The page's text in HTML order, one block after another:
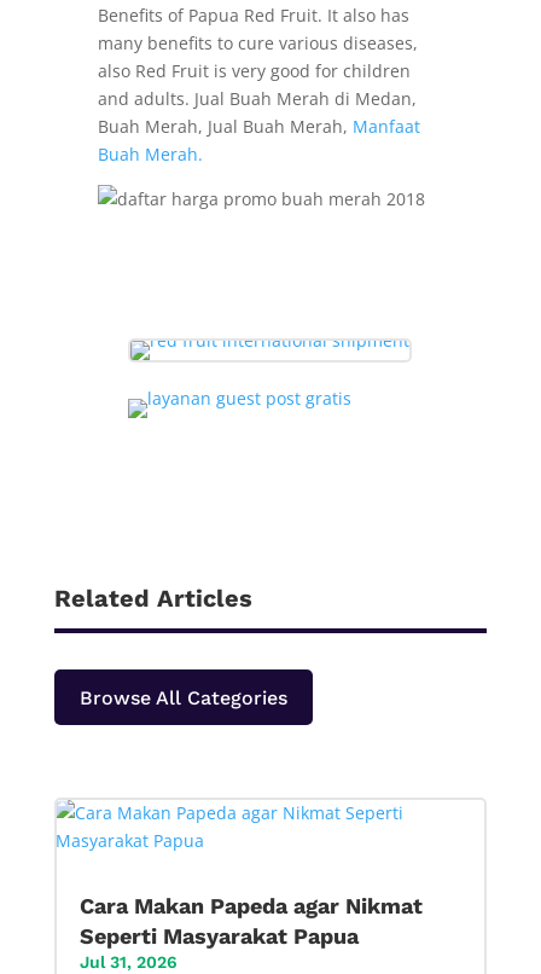
Benefits of Papua Red Fruit. It also has
many benefits to cure various diseases,
also Red Fruit is very good for children
and adults. Jual Buah Merah di Medan,
Buah Merah, Jual Buah Merah, Manfaat
Buah Merah.
Related Articles
Browse All Categories
Cara Makan Papeda agar Nikmat
Seperti Masyarakat Papua
Jul 31, 2026